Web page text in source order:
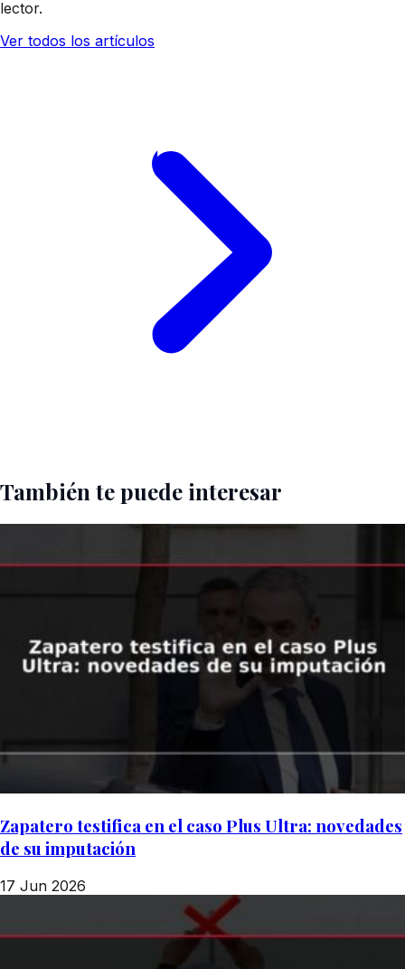
lector.
Ver todos los artículos
También te puede interesar
Zapatero testifica en el caso Plus Ultra: novedades
de su imputación
17 Jun 2026